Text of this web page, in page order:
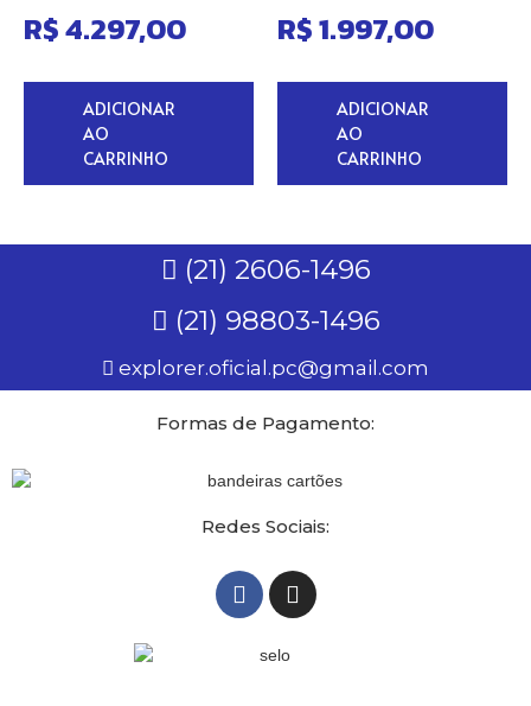
R$4.297,00
ADICIONAR
AO
CARRINHO
R$1.997,00
ADICIONAR
AO
CARRINHO
(21) 2606-1496
(21) 98803-1496
explorer.oficial.pc@gmail.com
Formas de Pagamento:
Redes Sociais: